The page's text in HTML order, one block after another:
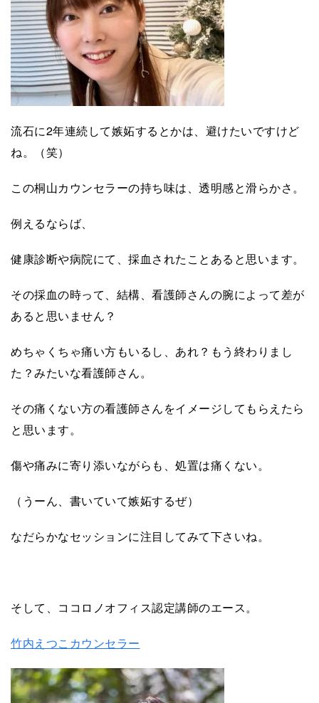
流石に2年連続して嫉妬するとかは、避けたいですけど
ね。（笑）
この桐山カウンセラーの持ち味は、透明感と滑らかさ。
例えるならば、
健康診断や病院にて、採血されたことあると思います。
その採血の時って、結構、看護師さんの腕によって差が
あると思いません？
めちゃくちゃ痛い方もいるし、あれ？もう終わりまし
た？みたいな看護師さん。
その痛くない方の看護師さんをイメージしてもらえたら
と思います。
傷や痛みに寄り添いながらも、処置は痛くない。
（うーん、書いていて嫉妬するぜ）
なだらかなセッションに注目してみて下さいね。
そして、ココロノオフィス認定講師のエース。
竹内えつこカウンセラー